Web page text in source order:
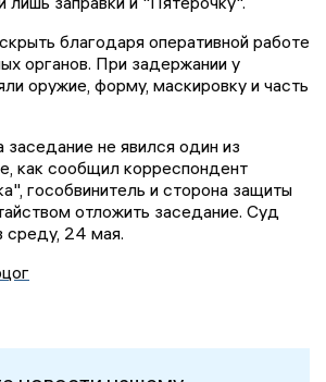
благодаря оперативной работе
органов. При задержании у
оружие, форму, маскировку и часть
не явился один из
как сообщил корреспондент
гособвинитель и сторона защиты
отложить заседание. Суд
среду, 24 мая.